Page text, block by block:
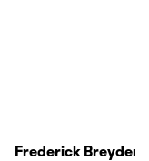
Frederick Breydert